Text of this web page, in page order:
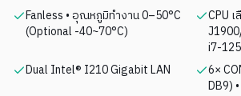
Fanless • อุณหภูมิทำงาน 0–50°C
(Optional -40~70°C)
CPU
i7-
Dual Intel® I210 Gigabit LAN
6×
DB9)